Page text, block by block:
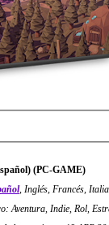
(PC-GAME)
, Inglés, Francés,
Aventura, Indie, Rol,